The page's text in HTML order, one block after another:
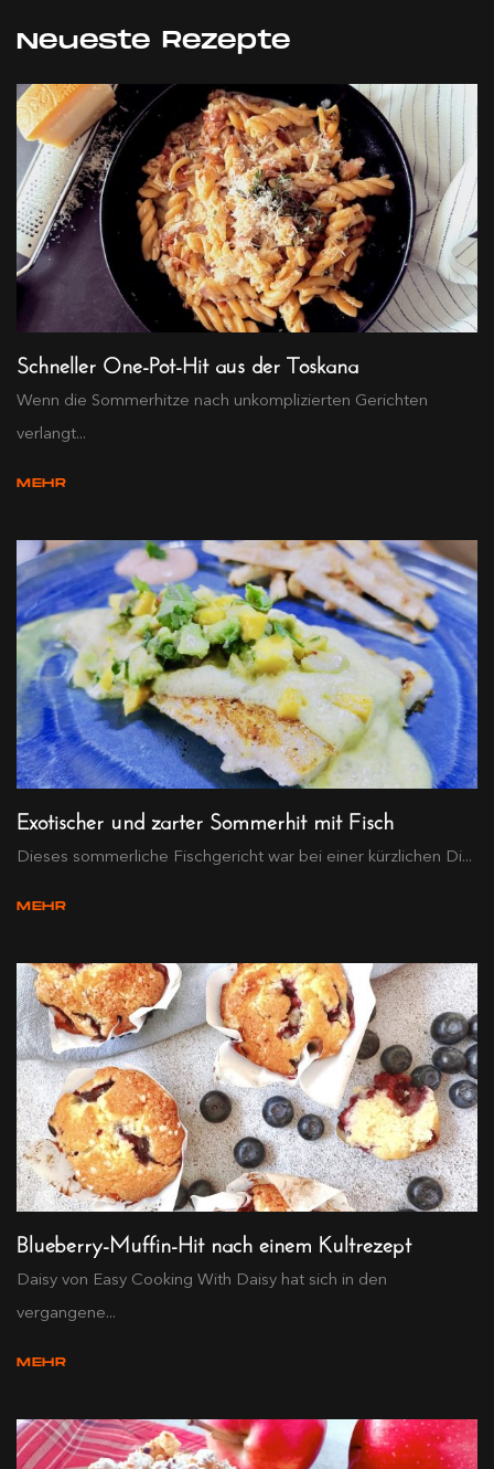
Neueste Rezepte
Schneller One-Pot-Hit aus der Toskana
Wenn die Sommerhitze nach unkomplizierten Gerichten
verlangt...
MEHR
Exotischer und zarter Sommerhit mit Fisch
Dieses sommerliche Fischgericht war bei einer kürzlichen Di...
MEHR
Blueberry-Muffin-Hit nach einem Kultrezept
Daisy von Easy Cooking With Daisy hat sich in den
vergangene...
MEHR